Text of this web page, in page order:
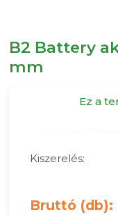
B2 Battery
mm
Ez a
Kiszerelés:
Bruttó (db):